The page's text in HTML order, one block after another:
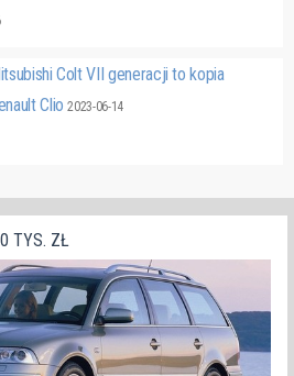
Colt VII generacji to kopia
Clio2023-06-14
TYS. ZŁ